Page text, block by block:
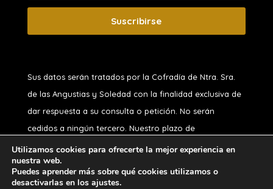
Suscribirse
Sus datos serán tratados por la Cofradía de Ntra. Sra.
de las Angustias y Soledad con la finalidad exclusiva de
dar respuesta a su consulta o petición. No serán
cedidos a ningún tercero. Nuestro plazo de
conservación, si usted no es hermano, es de 1 año.
Puede ejercitar sus derechos de acceso, rectificación,
oposición, supresión, portabilidad o limitación y a no ser
Utilizamos cookies para ofrecerte la mejor experiencia en
nuestra web.
Puedes aprender más sobre qué cookies utilizamos o
desactivarlas en los ajustes.